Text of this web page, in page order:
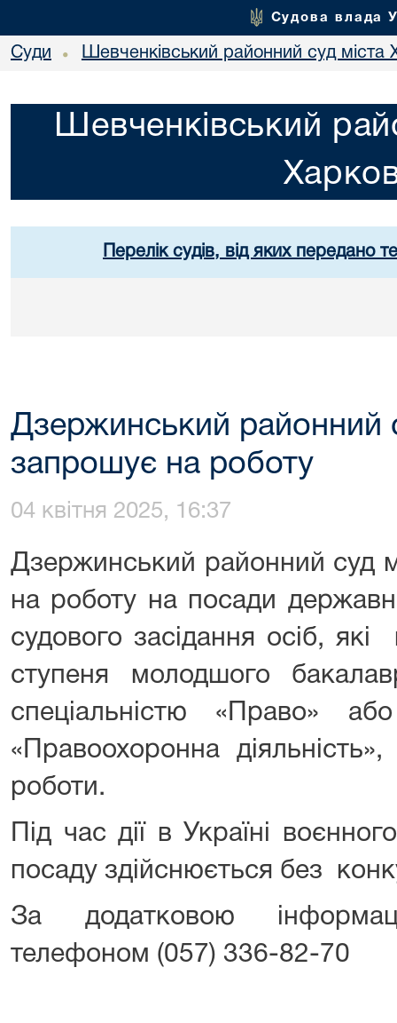
Судова влада
Суди • Шевченківський районний суд міста
Шевченківський
Перелік судів, від яких передано
Дзержинський районний
запрошує на роботу
04 квітня 2025, 16:37
Дзержинський районний суд
на роботу на посади
судового засідання осіб,
ступеня молодшого
спеціальністю «Право»
«Правоохоронна
роботи.
Під час дії в Україні
посаду здійснюється без
За додатковою
телефоном (057) 336-82-70